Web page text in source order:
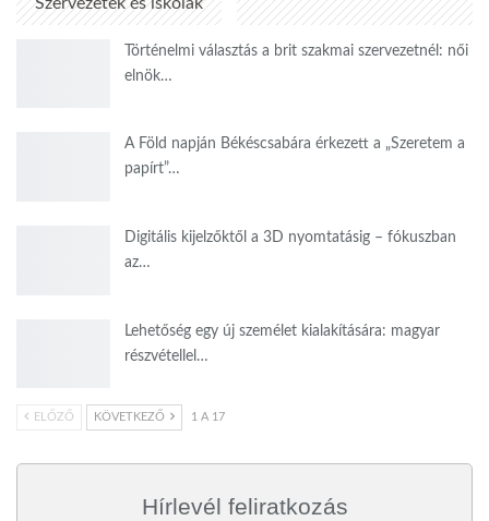
Történelmi választás a brit szakmai szervezetnél: női
elnök…
A Föld napján Békéscsabára érkezett a „Szeretem a
papírt”…
Digitális kijelzőktől a 3D nyomtatásig – fókuszban
az…
Lehetőség egy új személet kialakítására: magyar
részvétellel…
ELŐZŐ KÖVETKEZŐ 1 A 17
Hírlevél feliratkozás